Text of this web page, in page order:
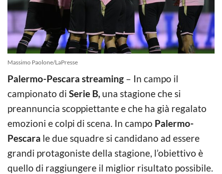
Massimo Paolone/LaPresse
Palermo-Pescara streaming – In campo il
campionato di Serie B, una stagione che si
preannuncia scoppiettante e che ha già regalato
emozioni e colpi di scena. In campo Palermo-
Pescara le due squadre si candidano ad essere
grandi protagoniste della stagione, l’obiettivo è
quello di raggiungere il miglior risultato possibile.